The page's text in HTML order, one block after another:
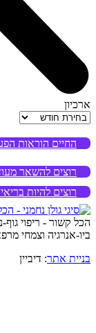
ארכיון
ארכיון
החיים הוראות
רוצים להשאר
רוצים להיות
הכל קשור - ריפוי
ביו-אנרגיה וצמחי
בניית אתר: דיביין